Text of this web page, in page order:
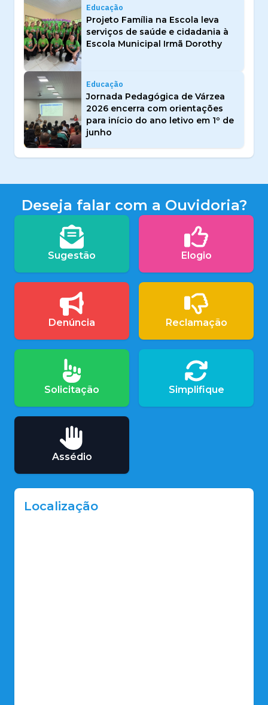
Educação
Projeto Família na Escola leva
serviços de saúde e cidadania à
Escola Municipal Irmã Dorothy
Educação
Jornada Pedagógica de Várzea
2026 encerra com orientações
para início do ano letivo em 1º de
junho
Deseja falar com a Ouvidoria?
Sugestão Elogio
Denúncia Reclamação
Solicitação Simplifique
Assédio
Localização